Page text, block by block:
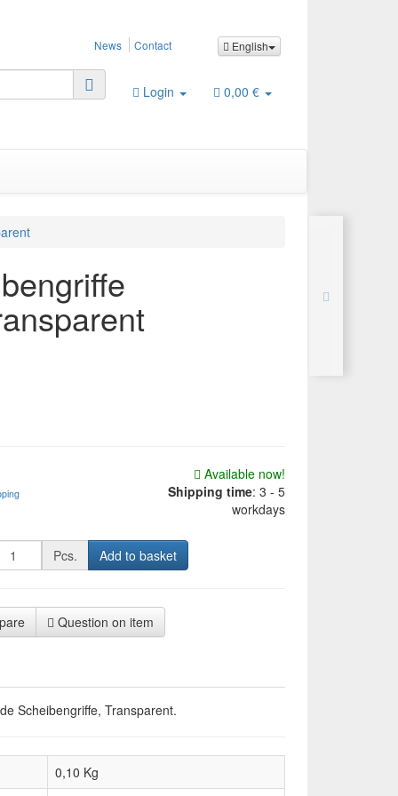
English
News Contact
Login 0,00 €
Available now!
Shipping time: 3 - 5
workdays
Pcs. Add to basket
Question on item
Scheibengriffe, Transparent.
0,10 Kg